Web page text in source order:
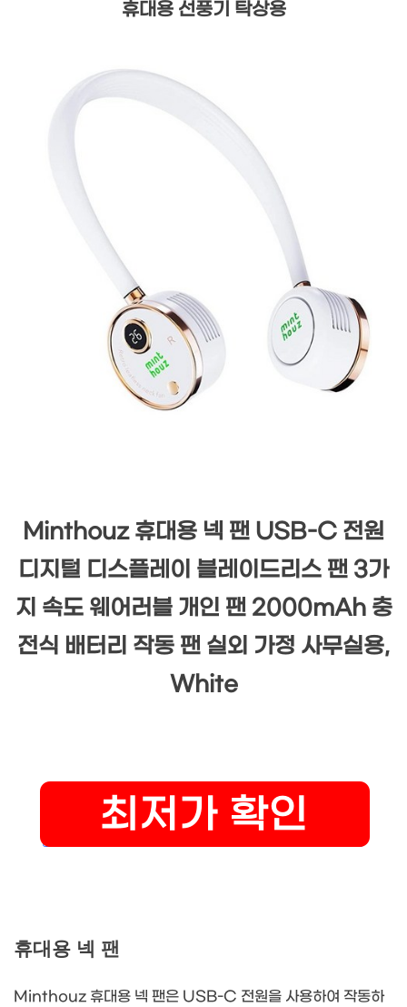
휴대용 선풍기 탁상용
Minthouz 휴대용 넥 팬 USB-C 전원
디지털 디스플레이 블레이드리스 팬 3가
지 속도 웨어러블 개인 팬 2000mAh 충
전식 배터리 작동 팬 실외 가정 사무실용,
White
휴대용 넥 팬
Minthouz 휴대용 넥 팬은 USB-C 전원을 사용하여 작동하